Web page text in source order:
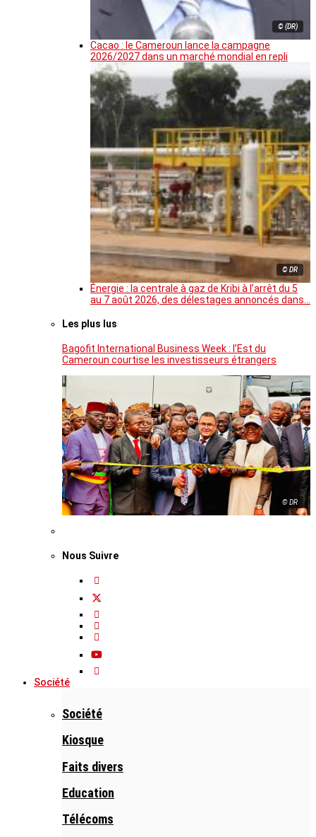
© (DR)
Cacao : le Cameroun lance la campagne
2026/2027 dans un marché mondial en repli
© DR
Énergie : la centrale à gaz de Kribi à l’arrêt du 5
au 7 août 2026, des délestages annoncés dans…
Les plus lus
Bagofit International Business Week : l’Est du
Cameroun courtise les investisseurs étrangers
© DR
Nous Suivre
Société
Société
Kiosque
Faits divers
Education
Télécoms